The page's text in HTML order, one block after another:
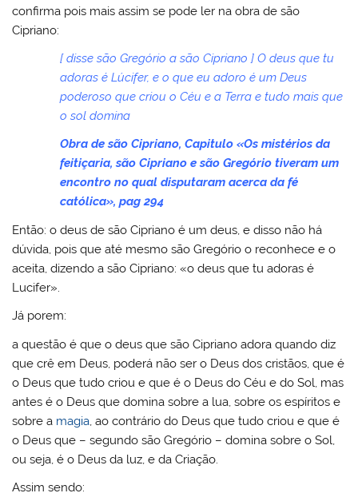
confirma pois mais assim se pode ler na obra de são
Cipriano:
[ disse são Gregório a são Cipriano ] O deus que tu
adoras é Lúcifer, e o que eu adoro é um Deus
poderoso que criou o Céu e a Terra e tudo mais que
o sol domina
Obra de são Cipriano, Capitulo «Os mistérios da
feitiçaria, são Cipriano e são Gregório tiveram um
encontro no qual disputaram acerca da fé
católica», pag 294
Então: o deus de são Cipriano é um deus, e disso não há
dúvida, pois que até mesmo são Gregório o reconhece e o
aceita, dizendo a são Cipriano: «o deus que tu adoras é
Lucifer».
Já porem:
a questão é que o deus que são Cipriano adora quando diz
que crê em Deus, poderá não ser o Deus dos cristãos, que é
o Deus que tudo criou e que é o Deus do Céu e do Sol, mas
antes é o Deus que domina sobre a lua, sobre os espíritos e
sobre a magia , ao contrário do Deus que tudo criou e que é
o Deus que – segundo são Gregório – domina sobre o Sol,
ou seja, é o Deus da luz, e da Criação.
Assim sendo: